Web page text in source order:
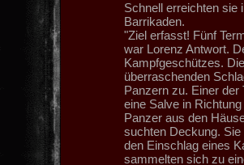
Schnell erreichten sie
Barrikaden.
"Ziel erfasst! Fünf
war Lorenz Antwort.
Kampfgeschützes.
überraschenden
Panzern zu. Einer der
eine Salve in
Panzer aus den
suchten Deckung.
den Einschlag eines
sammelten sich zu